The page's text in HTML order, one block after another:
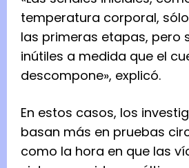
temperatura corporal,
las primeras etapas, pero
inútiles a medida que el
descompone», explicó.
En estos casos, los
basan más en pruebas
como la hora en que las